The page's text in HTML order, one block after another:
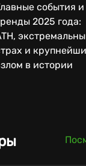
события и
2025 года:
и
в истории